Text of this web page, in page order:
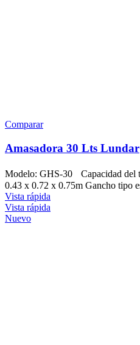
Comparar
Amasadora 30 Lts Lundar
Modelo: GHS-30 Capacidad del
0.43 x 0.72 x 0.75m Gancho tipo
Vista rápida
Vista rápida
Nuevo